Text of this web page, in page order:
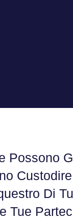
Possono
Di
Tue